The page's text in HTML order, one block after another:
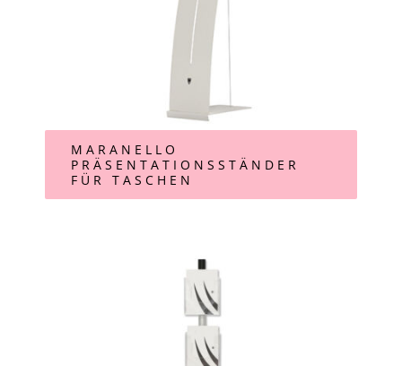
MARANELLO
PRÄSENTATIONSSTÄNDER
FÜR TASCHEN